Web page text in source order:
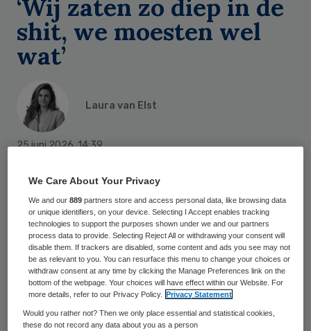
‘Wij zaten zo diep in de
shit, we moesten wel
wat’
Laura van Elst
25 juni 2026,14:39
Een miljoenenverlies en massaontslag.
Tijdens zijn aantreden bij de Vierstroom
kreeg Jeroen van den Oever een stevige
opdracht voor zijn kiezen. Eenmaal boven
Jan leidde de Buurtzorgrevolutie tot een
Exodus van wijkverpleegkundigen, cliënten
en omzet. Na 17,5 jaar Fundis deelt Van den
We Care About Your Privacy
We and our889 partners store and access personal data, like browsing data
or unique identifiers, on your device. Selecting I Accept enables tracking
technologies to support the purposes shown under we and our partners
process data to provide. Selecting Reject All or withdrawing your consent will
disable them. If trackers are disabled, some content and ads you see may not
be as relevant to you. You can resurface this menu to change your choices or
withdraw consent at any time by clicking the Manage Preferences link on the
bottom of the webpage. Your choices will have effect within our Website. For
more details, refer to our Privacy Policy.
Privacy Statement
Would you rather not? Then we only place essential and statistical cookies,
these do not record any data about you as a person